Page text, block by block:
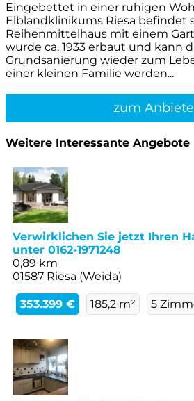
Eingebettet in einer ruhigen
Elblandklinikums Riesa befindet
Reihenmittelhaus mit einem
wurde ca. 1933 erbaut und kann
Grundsanierung wieder zum
einer kleinen Familie werden...
zum
Weitere Interessante Angebote
Verwirklichen Sie jetzt Ihren
unter 0162-1971248
0,89 km
01587 Riesa (Weida)
353.399 € 185,2 m² 5